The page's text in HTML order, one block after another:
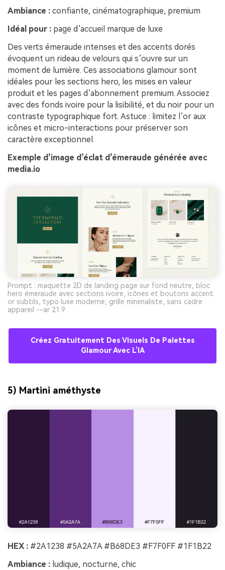
Ambiance : confiante, cinématographique, premium
Idéal pour : page d’accueil marque de luxe
Des verts émeraude intenses et des accents dorés
évoquent un rideau de velours qui s’ouvre sur un
moment de lumière. Ces associations glamour sont
idéales pour les sections hero, les mises en valeur
produit et les pages d’abonnement premium. Associez
avec des fonds ivoire pour la lisibilité, et du noir pour un
contraste typographique fort. Astuce : limitez l’or aux
icônes et micro-interactions pour préserver son
caractère exceptionnel.
Exemple d’image d’éclat d’émeraude générée avec
media.io
Prompt : maquette 2D de landing page sur fond neutre, bloc
hero émeraude avec sections ivoire, icônes et boutons accent
or subtils, typo luxe moderne, grille minimaliste, sans cadre
appareil --ar 21:9
Créez Gratuitement Des Visuels De Palettes
Glamour Avec L’IA
5) Martini améthyste
HEX : #2A1238 #5A2A7A #B68DE3 #F7F0FF #1F1B22
Ambiance : ludique, nocturne, chic